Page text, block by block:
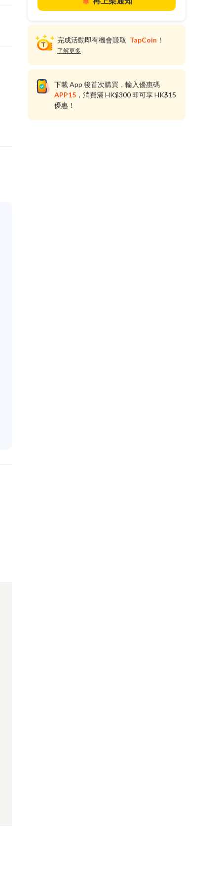
完成活動即有機會賺取 TapCoin ！
了解更多
下載 App 後首次購買，輸入優惠碼
APP15 ，消費滿 HK$300 即可享 HK$15
優惠！